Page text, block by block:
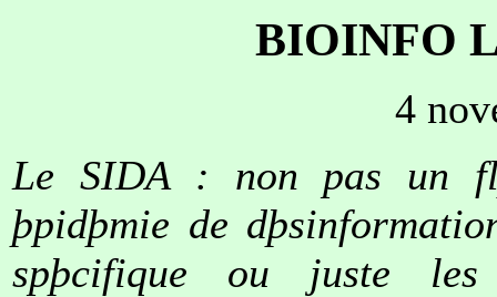
BIOINFO
4
Le SIDA : non pas un
þpidþmie de
spþcifique ou juste les